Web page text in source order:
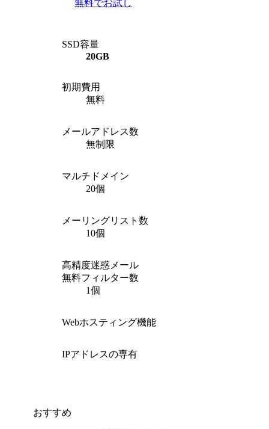
無料でお試し
SSD容量
20GB
初期費用
無料
メールアドレス数
無制限
マルチドメイン
20個
メーリングリスト数
10個
高精度迷惑メール
無料フィルター数
1個
Webホスティング機能
IPアドレスの専有
おすすめ